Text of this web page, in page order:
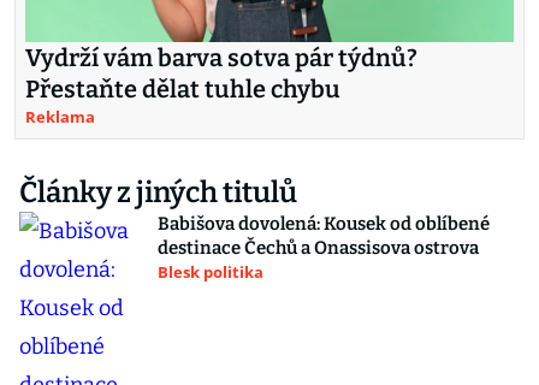
Vydrží vám barva sotva pár týdnů?
Přestaňte dělat tuhle chybu
Reklama
Články z jiných titulů
Babišova dovolená: Kousek od oblíbené
destinace Čechů a Onassisova ostrova
Blesk politika